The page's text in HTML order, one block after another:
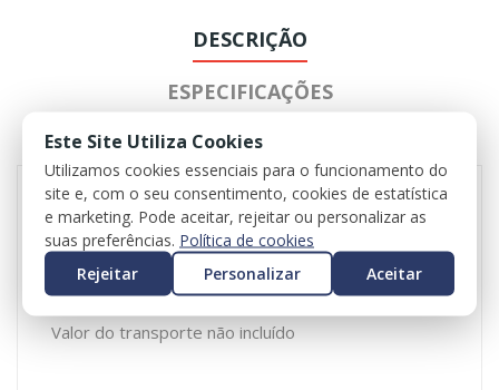
DESCRIÇÃO
ESPECIFICAÇÕES
REVIEWS
Para-choques traseiro para Mercedes-Benz Classe
C (W204)
Referência original: A2048852925
Valor do transporte não incluído
Este Site Utiliza Cookies
Utilizamos cookies essenciais para o funcionamento do
site e, com o seu consentimento, cookies de estatística
e marketing. Pode aceitar, rejeitar ou personalizar as
suas preferências. Política de cookies
Rejeitar
Personalizar Aceitar